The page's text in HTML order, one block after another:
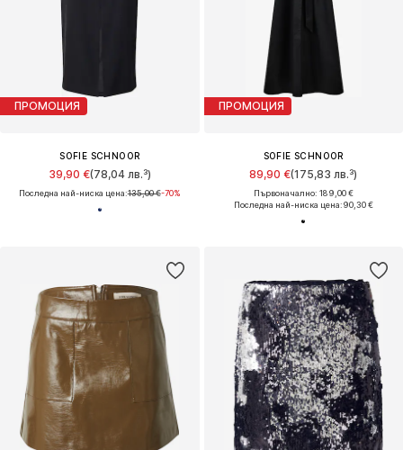
ПРОМОЦИЯ
SOFIE SCHNOOR
39,90 €(78,04 лв.³)
Последна най-ниска цена:135,00 €-70%
ПРОМОЦИЯ
SOFIE SCHNOOR
89,90 €(175,83 лв.³)
Първоначално: 189,00 €
Последна най-ниска цена:90,30 €